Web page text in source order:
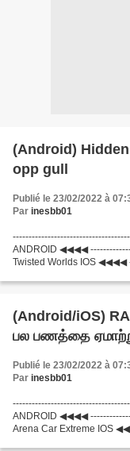
(Android)
opp gull
Publié le 23/02/2022 à
Par inesbb01
ANDROID ◀◀◀◀
Twisted Worlds IOS ◀◀◀◀
(Android/iOS)
பல பணத்தை
Publié le 23/02/2022 à
Par inesbb01
ANDROID ◀◀◀◀
Arena Car Extreme IOS